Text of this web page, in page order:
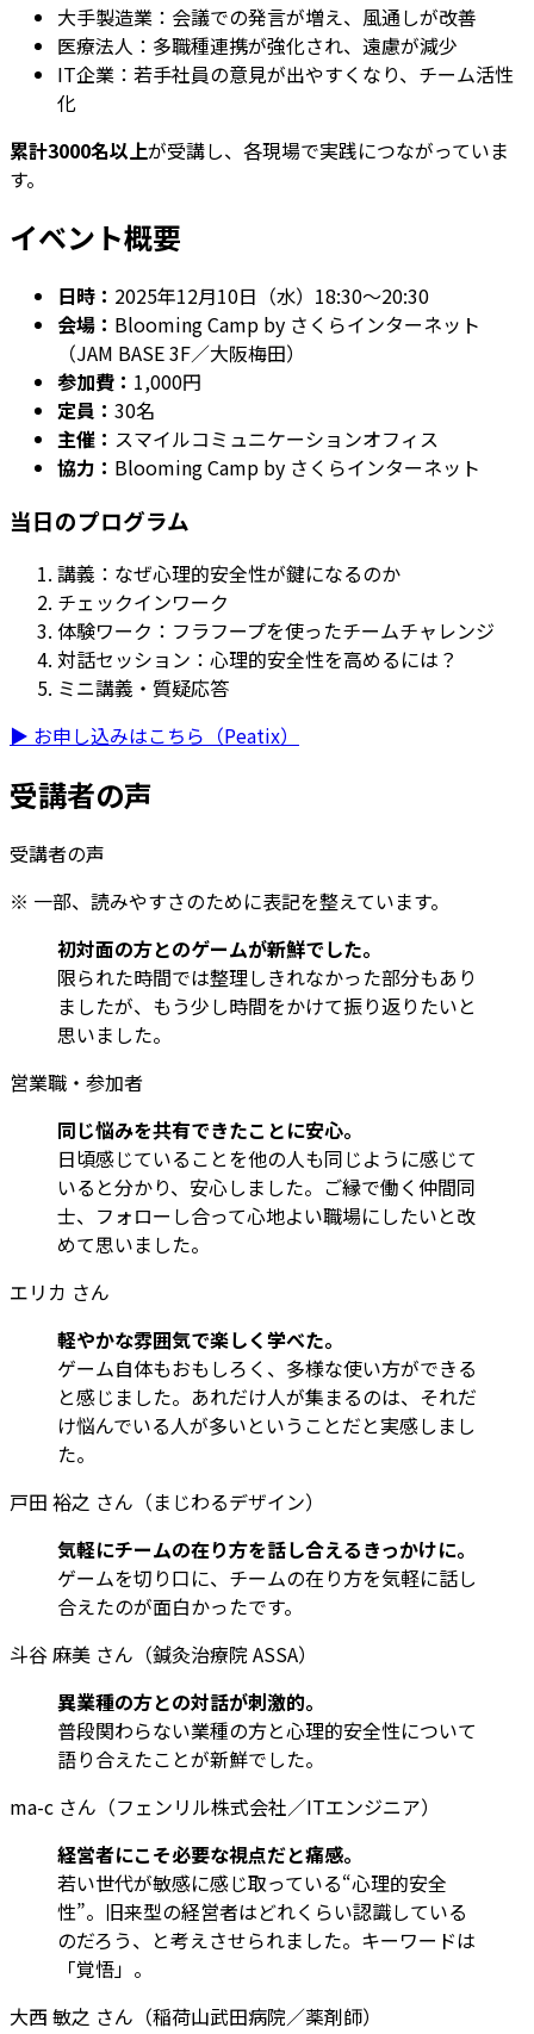
大手製造業：会議での発言が増え、風通しが改善
医療法人：多職種連携が強化され、遠慮が減少
IT企業：若手社員の意見が出やすくなり、チーム活性
化
累計3000名以上が受講し、各現場で実践につながっていま
す。
イベント概要
日時： 2025年12月10日（水）18:30〜20:30
会場： Blooming Camp by さくらインターネット
（JAM BASE 3F／大阪梅田）
参加費： 1,000円
定員： 30名
主催： スマイルコミュニケーションオフィス
協力： Blooming Camp by さくらインターネット
当日のプログラム
講義：なぜ心理的安全性が鍵になるのか
チェックインワーク
体験ワーク：フラフープを使ったチームチャレンジ
対話セッション：心理的安全性を高めるには？
ミニ講義・質疑応答
▶ お申し込みはこちら（Peatix）
受講者の声
受講者の声
※ 一部、読みやすさのために表記を整えています。
初対面の方とのゲームが新鮮でした。
限られた時間では整理しきれなかった部分もあり
ましたが、もう少し時間をかけて振り返りたいと
思いました。
営業職・参加者
同じ悩みを共有できたことに安心。
日頃感じていることを他の人も同じように感じて
いると分かり、安心しました。ご縁で働く仲間同
士、フォローし合って心地よい職場にしたいと改
めて思いました。
エリカ さん
軽やかな雰囲気で楽しく学べた。
ゲーム自体もおもしろく、多様な使い方ができる
と感じました。あれだけ人が集まるのは、それだ
け悩んでいる人が多いということだと実感しまし
た。
戸田 裕之 さん（まじわるデザイン）
気軽にチームの在り方を話し合えるきっかけに。
ゲームを切り口に、チームの在り方を気軽に話し
合えたのが面白かったです。
斗谷 麻美 さん（鍼灸治療院 ASSA）
異業種の方との対話が刺激的。
普段関わらない業種の方と心理的安全性について
語り合えたことが新鮮でした。
ma-c さん（フェンリル株式会社／ITエンジニア）
経営者にこそ必要な視点だと痛感。
若い世代が敏感に感じ取っている“心理的安全
性”。旧来型の経営者はどれくらい認識している
のだろう、と考えさせられました。キーワードは
「覚悟」。
大西 敏之 さん（稲荷山武田病院／薬剤師）